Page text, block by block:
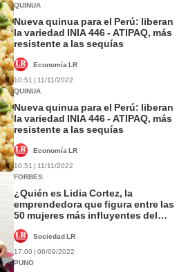
QUINUA
Nueva quinua para el Perú: liberan
la variedad INIA 446 - ATIPAQ, más
resistente a las sequías
Economía LR
10:51 | 11/11/2022
QUINUA
Nueva quinua para el Perú: liberan
la variedad INIA 446 - ATIPAQ, más
resistente a las sequías
Economía LR
10:51 | 11/11/2022
FORBES
¿Quién es Lidia Cortez, la
emprendedora que figura entre las
50 mujeres más influyentes del
Sociedad LR
17:00 | 06/09/2022
PUNO